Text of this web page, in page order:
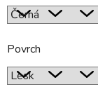
Povrch